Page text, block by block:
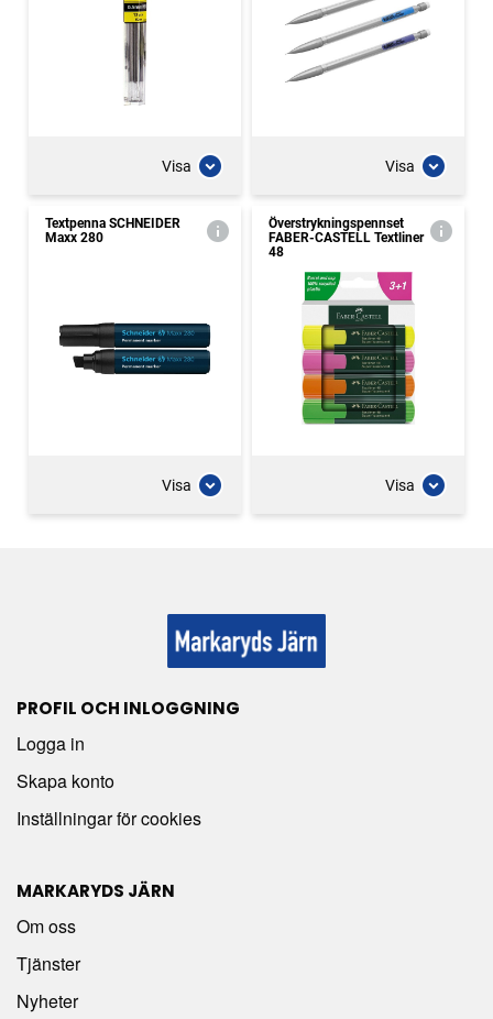
Visa Visa
Textpenna SCHNEIDER
Maxx 280
Visa
Överstrykningspennset
FABER-CASTELL Textliner
48
Visa
PROFIL OCH INLOGGNING
Logga in
Skapa konto
Inställningar för cookies
MARKARYDS JÄRN
Om oss
Tjänster
Nyheter